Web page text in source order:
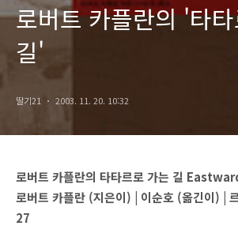
로버트 카플란의 '타
길'
딸기21 2003. 11. 20. 10:32
로버트 카플란의 타타르로 가는 길
로버트 카플란 (지은이) | 이순호 (옮긴이) |
27